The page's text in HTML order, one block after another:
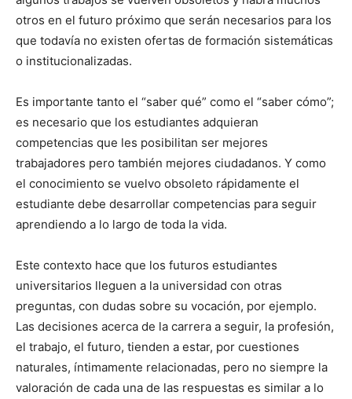
otros en el futuro próximo que serán necesarios para los
que todavía no existen ofertas de formación sistemáticas
o institucionalizadas.
Es importante tanto el “saber qué” como el “saber cómo”;
es necesario que los estudiantes adquieran
competencias que les posibilitan ser mejores
trabajadores pero también mejores ciudadanos. Y como
el conocimiento se vuelvo obsoleto rápidamente el
estudiante debe desarrollar competencias para seguir
aprendiendo a lo largo de toda la vida.
Este contexto hace que los futuros estudiantes
universitarios lleguen a la universidad con otras
preguntas, con dudas sobre su vocación, por ejemplo.
Las decisiones acerca de la carrera a seguir, la profesión,
el trabajo, el futuro, tienden a estar, por cuestiones
naturales, íntimamente relacionadas, pero no siempre la
valoración de cada una de las respuestas es similar a lo